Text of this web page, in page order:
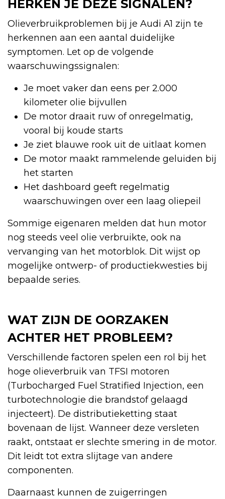
HERKEN JE DEZE SIGNALEN?
Olieverbruikproblemen bij je Audi A1 zijn te
herkennen aan een aantal duidelijke
symptomen. Let op de volgende
waarschuwingssignalen:
Je moet vaker dan eens per 2.000
kilometer olie bijvullen
De motor draait ruw of onregelmatig,
vooral bij koude starts
Je ziet blauwe rook uit de uitlaat komen
De motor maakt rammelende geluiden bij
het starten
Het dashboard geeft regelmatig
waarschuwingen over een laag oliepeil
Sommige eigenaren melden dat hun motor
nog steeds veel olie verbruikte, ook na
vervanging van het motorblok. Dit wijst op
mogelijke ontwerp- of productiekwesties bij
bepaalde series.
WAT ZIJN DE OORZAKEN
ACHTER HET PROBLEEM?
Verschillende factoren spelen een rol bij het
hoge olieverbruik van TFSI motoren
(Turbocharged Fuel Stratified Injection, een
turbotechnologie die brandstof gelaagd
injecteert). De distributieketting staat
bovenaan de lijst. Wanneer deze versleten
raakt, ontstaat er slechte smering in de motor.
Dit leidt tot extra slijtage van andere
componenten.
Daarnaast kunnen de zuigerringen